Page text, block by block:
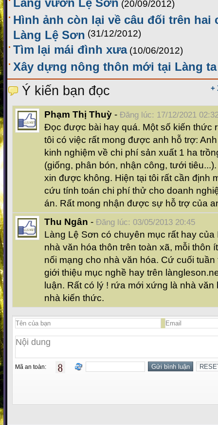
Làng vườn Lệ Sơn (20/09/2012)
Hình ảnh còn lại về câu đối trên hai
Làng Lệ Sơn (31/12/2012)
Tìm lại mái đình xưa (10/06/2012)
Xây dựng nông thôn mới tại Làng ta
+
Ý kiến bạn đọc
Phạm Thị Thuỳ - Đăng lúc: 17/12/2021
Đọc được bài hay quá. Một số kiến thức
tôi có việc rất mong được anh hỗ trợ:
kinh nghiệm về chi phí sản xuất 1 ha
(giống, phân bón, nhận công, tưới
xin được không. Hiện tại tôi rất cần định
cứu tính toán chi phí thử cho doanh
án. Rất mong nhận được sự hỗ trợ của
Thu Ngân - Đăng lúc: 03/05/2013 20:45
Làng Lệ Sơn có chuyên mục rất hay
nhà văn hóa thôn trên toàn xã, mỗi thôn
nối mạng cho nhà văn hóa. Cứ cuối
giới thiệu mục nghề hay trên
luận. Rất có lý ! rứa mới xứng là nhà văn
nhà kiến thức.
Mã an toàn: